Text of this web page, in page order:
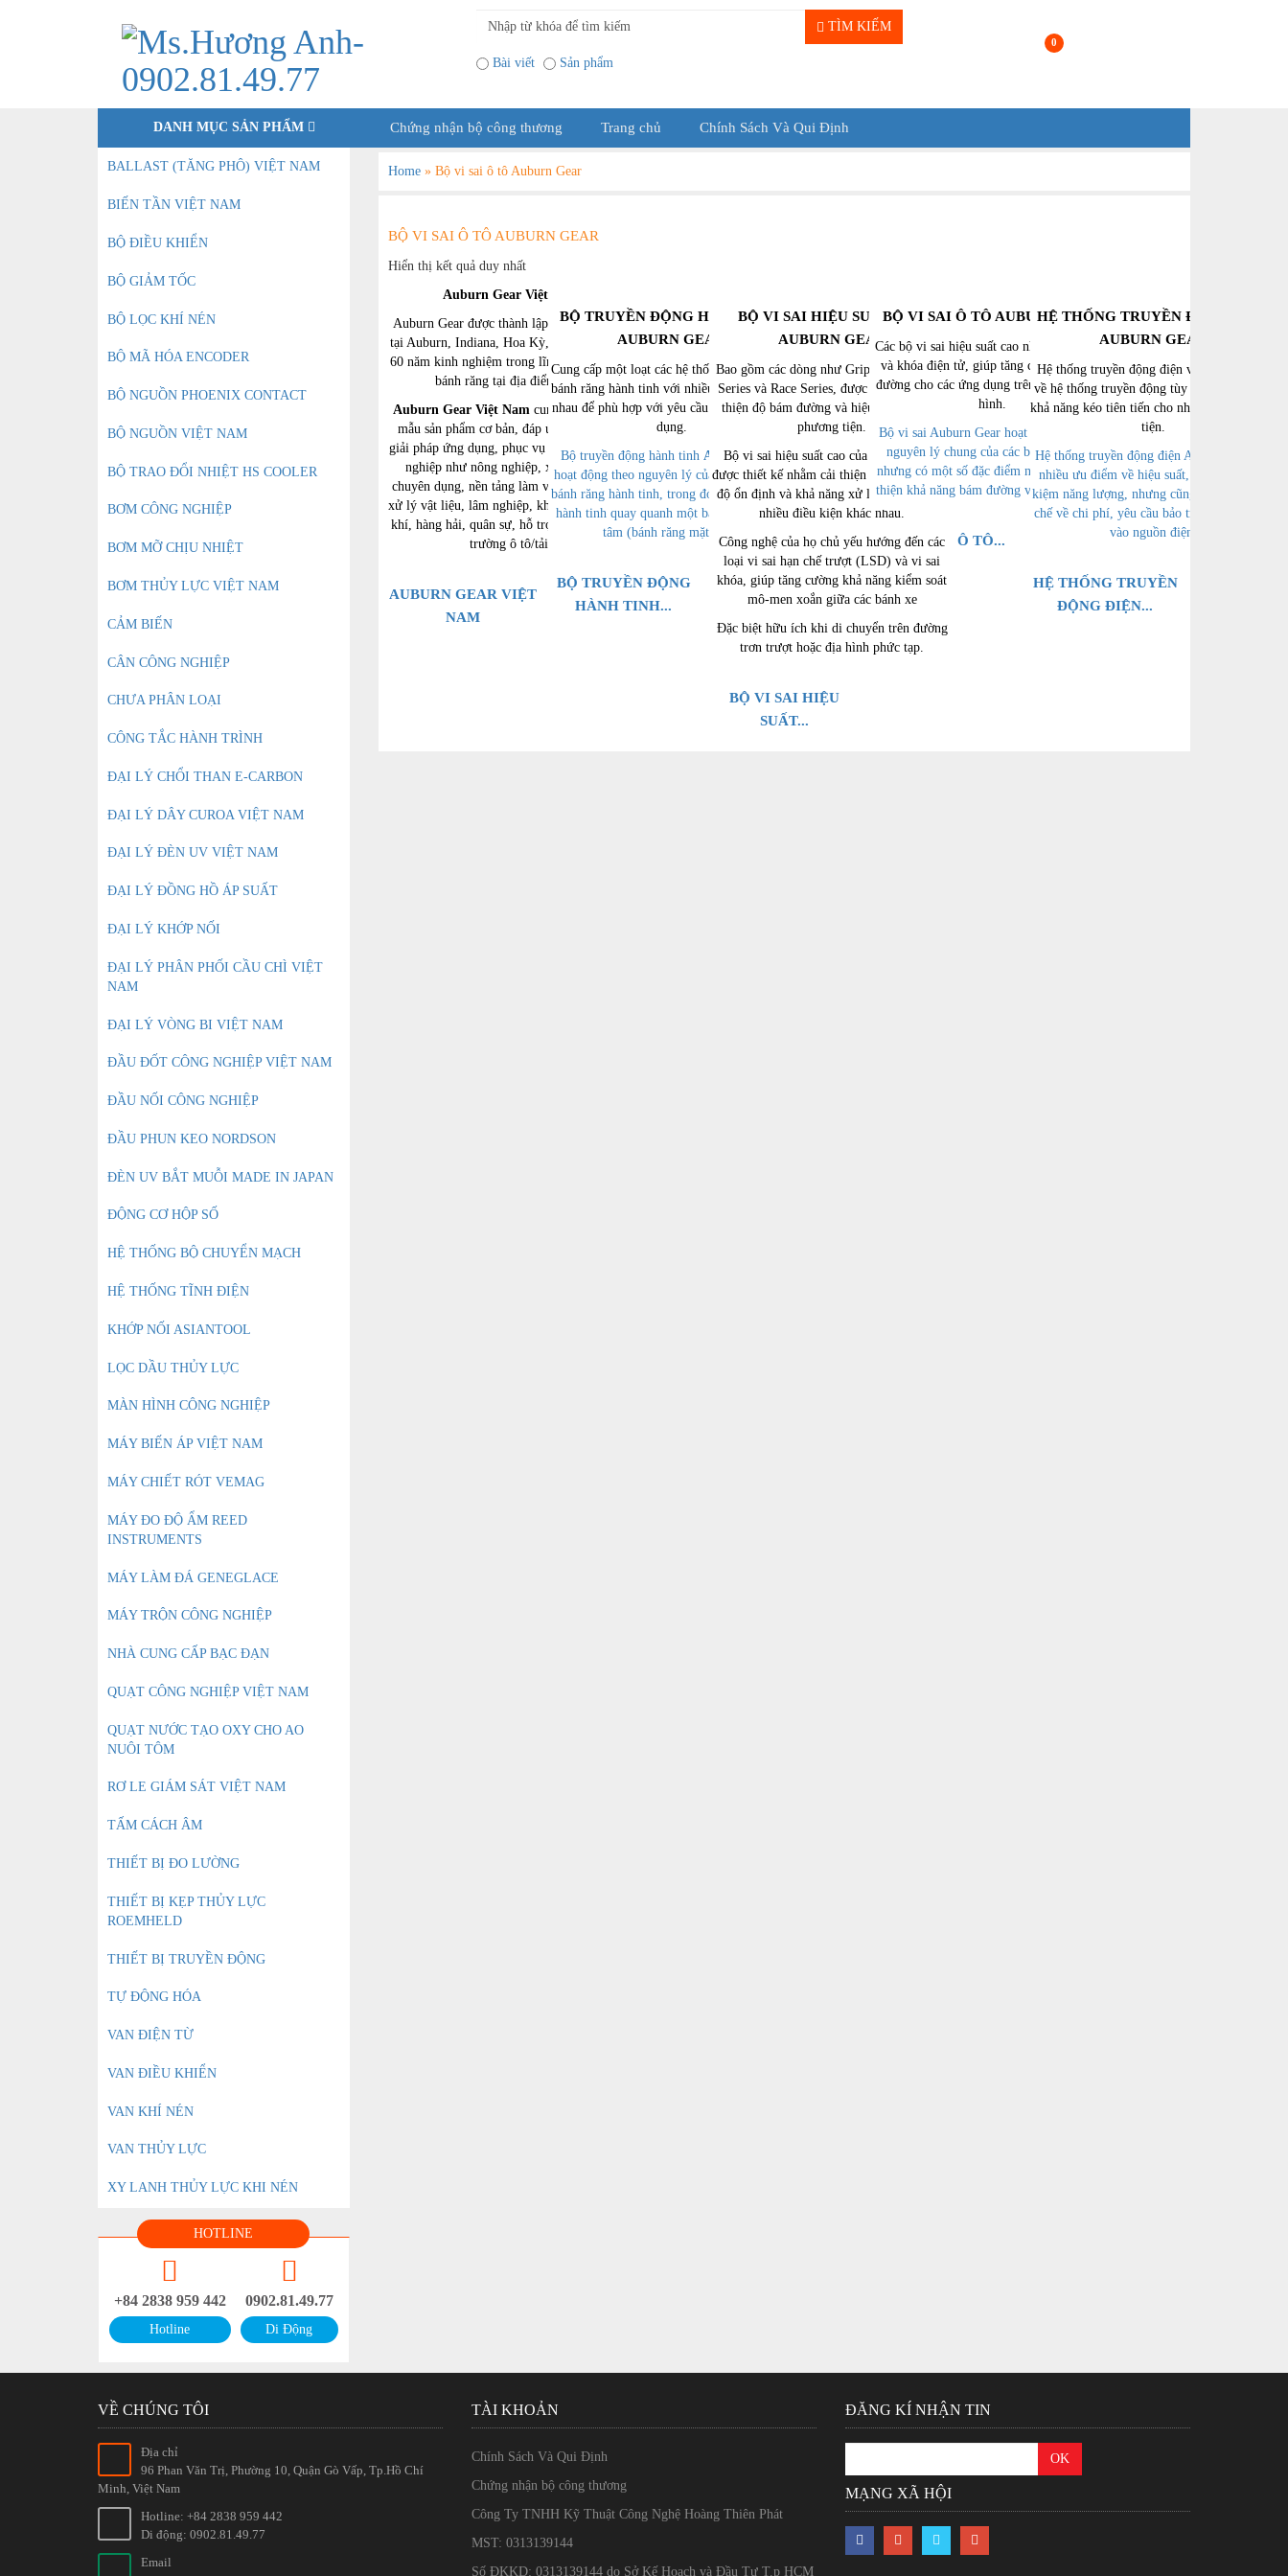
TÌM KIẾM
Bài viết Sản phẩm
0
DANH MỤC SẢN PHẨM Chứng nhận bộ công thương Trang chủ Chính Sách Và Qui Định
Home» Bộ vi sai ô tô Auburn Gear
BỘ VI SAI Ô TÔ AUBURN GEAR
Hiển thị kết quả duy nhất
Auburn Gear Việt Nam
Auburn Gear được thành lập vào năm 1982
tại Auburn, Indiana, Hoa Kỳ, công ty có gần
60 năm kinh nghiệm trong lĩnh vực sản xuất
bánh răng tại địa điểm này. ​
Auburn Gear Việt Namcung cấp hơn 120
mẫu sản phẩm cơ bản, đáp ứng hơn 3.200
giải pháp ứng dụng, phục vụ các ngành công
nghiệp như nông nghiệp, xây dựng, xe
chuyên dụng, nền tảng làm việc trên không,
xử lý vật liệu, lâm nghiệp, khai thác mỏ, dầu
khí, hàng hải, quân sự, hỗ trợ sân bay và thị
trường ô tô/tải.
AUBURN GEAR VIỆT
NAM
BỘ TRUYỀN ĐỘNG HÀNH TINH
AUBURN GEAR
Cung cấp một loạt các hệ thống truyền động
bánh răng hành tinh với nhiều cấu hình khác
nhau để phù hợp với yêu cầu cụ thể của ứng
dụng.
Bộ truyền động hành tinh Auburn Gear
hoạt động theo nguyên lý của một hệ thống
bánh răng hành tinh, trong đó các bánh răng
hành tinh quay quanh một bánh răng trung
tâm (bánh răng mặt trời).
BỘ TRUYỀN ĐỘNG
HÀNH TINH...
BỘ VI SAI HIỆU SUẤT CAO
AUBURN GEAR
Bao gồm các dòng như Grip-N-Loc®, Pro
Series và Race Series, được thiết kế để cải
thiện độ bám đường và hiệu suất cho các
phương tiện.
Bộ vi sai hiệu suất cao của Auburn Gear
được thiết kế nhằm cải thiện độ bám đường,
độ ổn định và khả năng xử lý của xe trong
nhiều điều kiện khác nhau.
Công nghệ của họ chủ yếu hướng đến các
loại vi sai hạn chế trượt (LSD) và vi sai
khóa, giúp tăng cường khả năng kiểm soát
mô-men xoắn giữa các bánh xe
Đặc biệt hữu ích khi di chuyển trên đường
trơn trượt hoặc địa hình phức tạp.
BỘ VI SAI HIỆU
SUẤT...
BỘ VI SAI Ô TÔ AUBURN GEAR
Các bộ vi sai hiệu suất cao như limited-slip
và khóa điện tử, giúp tăng cường độ bám
đường cho các ứng dụng trên đường và địa
hình.
Bộ vi sai Auburn Gear hoạt động dựa trên
nguyên lý chung của các bộ vi sai ô tô,
nhưng có một số đặc điểm nổi bật giúp cải
thiện khả năng bám đường và truyền động.
BỘ VI SAI Ô TÔ...
HỆ THỐNG TRUYỀN ĐỘNG ĐIỆN
AUBURN GEAR
Hệ thống truyền động điện và chuyên môn
về hệ thống truyền động tùy chỉnh cung cấp
khả năng kéo tiên tiến cho nhiều loại phương
tiện.
Hệ thống truyền động điện Auburn Gear có
nhiều ưu điểm về hiệu suất, độ bền và tiết
kiệm năng lượng, nhưng cũng có những hạn
chế về chi phí, yêu cầu bảo trì và phụ thuộc
vào nguồn điện.
HỆ THỐNG TRUYỀN
ĐỘNG ĐIỆN...
BALLAST (TĂNG PHÔ) VIỆT NAM
BIẾN TẦN VIỆT NAM
BỘ ĐIỀU KHIỂN
BỘ GIẢM TỐC
BỘ LỌC KHÍ NÉN
BỘ MÃ HÓA ENCODER
BỘ NGUỒN PHOENIX CONTACT
BỘ NGUỒN VIỆT NAM
BỘ TRAO ĐỔI NHIỆT HS COOLER
BƠM CÔNG NGHIỆP
BƠM MỠ CHỊU NHIỆT
BƠM THỦY LỰC VIỆT NAM
CẢM BIẾN
CÂN CÔNG NGHIỆP
CHƯA PHÂN LOẠI
CÔNG TẮC HÀNH TRÌNH
ĐẠI LÝ CHỔI THAN E-CARBON
ĐẠI LÝ DÂY CUROA VIỆT NAM
ĐẠI LÝ ĐÈN UV VIỆT NAM
ĐẠI LÝ ĐỒNG HỒ ÁP SUẤT
ĐẠI LÝ KHỚP NỐI
ĐẠI LÝ PHÂN PHỐI CẦU CHÌ VIỆT
NAM
ĐẠI LÝ VÒNG BI VIỆT NAM
ĐẦU ĐỐT CÔNG NGHIỆP VIỆT NAM
ĐẦU NỐI CÔNG NGHIỆP
ĐẦU PHUN KEO NORDSON
ĐÈN UV BẮT MUỖI MADE IN JAPAN
ĐỘNG CƠ HỘP SỐ
HỆ THỐNG BỘ CHUYỂN MẠCH
HỆ THỐNG TĨNH ĐIỆN
KHỚP NỐI ASIANTOOL
LỌC DẦU THỦY LỰC
MÀN HÌNH CÔNG NGHIỆP
MÁY BIẾN ÁP VIỆT NAM
MÁY CHIẾT RÓT VEMAG
MÁY ĐO ĐỘ ẨM REED
INSTRUMENTS
MÁY LÀM ĐÁ GENEGLACE
MÁY TRỘN CÔNG NGHIỆP
NHÀ CUNG CẤP BẠC ĐẠN
QUẠT CÔNG NGHIỆP VIỆT NAM
QUẠT NƯỚC TẠO OXY CHO AO
NUÔI TÔM
RƠ LE GIÁM SÁT VIỆT NAM
TẤM CÁCH ÂM
THIẾT BỊ ĐO LƯỜNG
THIẾT BỊ KẸP THỦY LỰC
ROEMHELD
THIẾT BỊ TRUYỀN ĐỘNG
TỰ ĐỘNG HÓA
VAN ĐIỆN TỪ
VAN ĐIỀU KHIỂN
VAN KHÍ NÉN
VAN THỦY LỰC
XY LANH THỦY LỰC KHI NÉN
HOTLINE
+84 2838 959 442
Hotline
0902.81.49.77
Di Động
VỀ CHÚNG TÔI
Địa chỉ
96 Phan Văn Trị, Phường 10, Quận Gò Vấp, Tp.Hồ Chí
Minh, Việt Nam
Hotline: +84 2838 959 442
Di động: 0902.81.49.77
Email
TÀI KHOẢN
Chính Sách Và Qui Định
Chứng nhận bộ công thương
Công Ty TNHH Kỹ Thuật Công Nghệ Hoàng Thiên Phát
MST: 0313139144
Số ĐKKD: 0313139144 do Sở Kế Hoạch và Đầu Tư T.p HCM
ĐĂNG KÍ NHẬN TIN
MẠNG XÃ HỘI